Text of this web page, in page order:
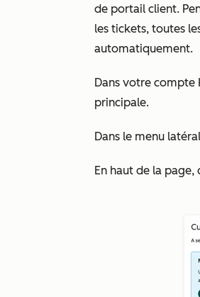
de portail client.
les tickets, toutes
automatiquement.
Dans votre compte
principale.
Dans le menu
En haut de la page,